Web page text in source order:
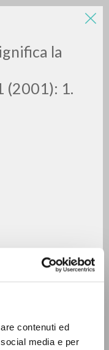
contenuti ed
media e per
la
(2001): 1.